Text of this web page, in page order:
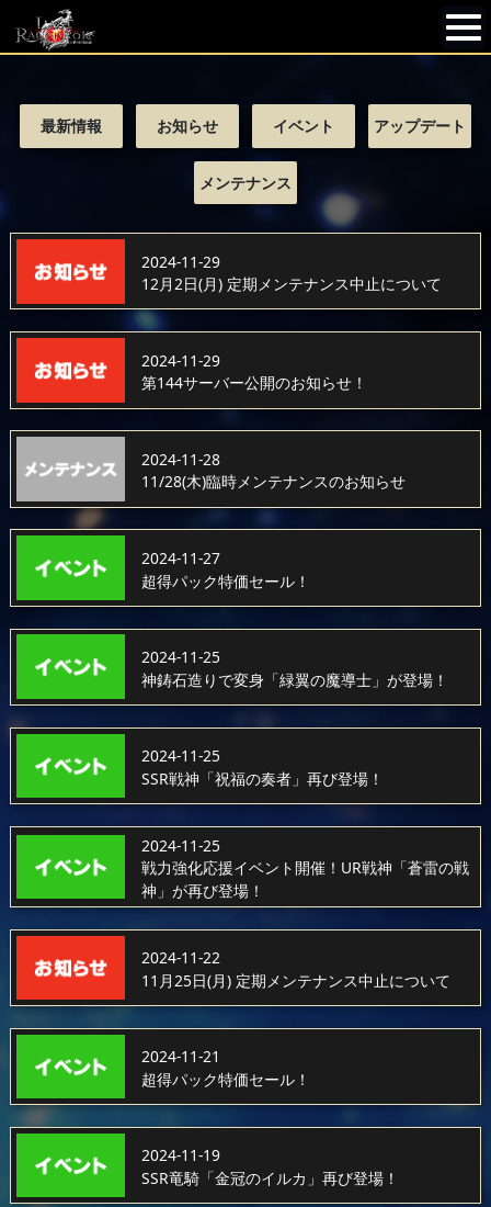
最新情報 お知らせ イベント アップデート
メンテナンス
2024-11-29
12月2日(月) 定期メンテナンス中止について
2024-11-29
第144サーバー公開のお知らせ！
2024-11-28
11/28(木)臨時メンテナンスのお知らせ
2024-11-27
超得パック特価セール！
2024-11-25
神鋳石造りで変身「緑翼の魔導士」が登場！
2024-11-25
SSR戦神「祝福の奏者」再び登場！
2024-11-25
戦力強化応援イベント開催！UR戦神「蒼雷の戦
神」が再び登場！
2024-11-22
11月25日(月) 定期メンテナンス中止について
2024-11-21
超得パック特価セール！
2024-11-19
SSR竜騎「金冠のイルカ」再び登場！